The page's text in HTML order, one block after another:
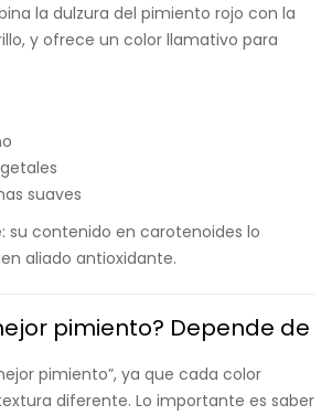
la dulzura del pimiento rojo con la
y ofrece un color llamativo para
suaves
: su contenido en carotenoides lo
aliado antioxidante.
pimiento? Depende de
pimiento”, ya que cada color
diferente. Lo importante es saber